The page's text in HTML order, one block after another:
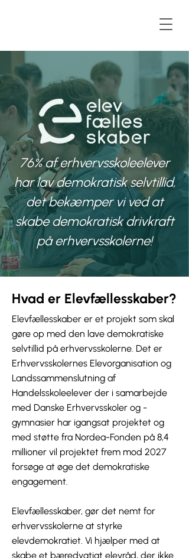
76% af erhvervsskoleelever
har lav demokratisk selvtillid,
det bekæmper vi ved at
skabe demokratisk drivkraft
på erhvervsskolerne!
Hvad er Elevfællesskaber?
Elevfællesskaber er et projekt som skal
gøre op med den lave demokratiske
selvtillid på erhvervsskolerne. Det er
Erhvervsskolernes Elevorganisation og
Landssammenslutning af
Handelsskoleelever der i samarbejde
med Danske Erhvervsskoler og -
gymnasier har igangsat projektet og
med støtte fra Nordea-Fonden på 8,4
millioner vil projektet frem mod 2027
forsøge at øge det demokratiske
engagement.
Elevfællesskaber, gør det nemt for
erhvervsskolerne at styrke
elevdemokratiet. Vi hjælper med at
skabe et bæredygtigt elevråd, der ikke